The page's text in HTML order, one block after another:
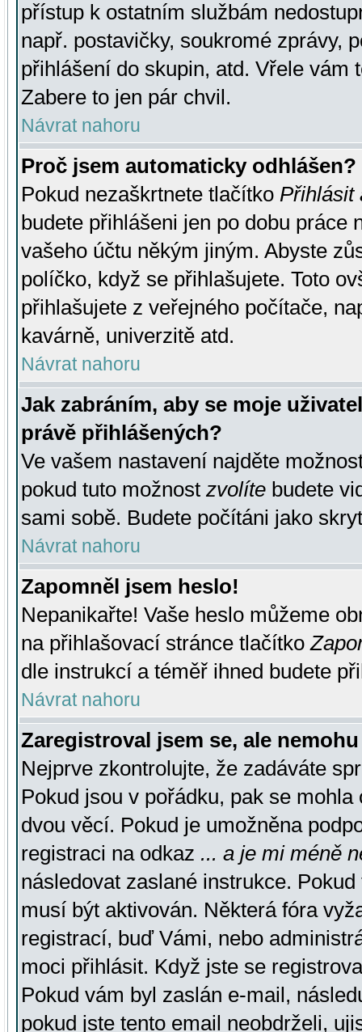
přístup k ostatním službám
např. postavičky, soukromé zprávy,
přihlášení do skupin, atd. Vřele vám
Zabere to jen pár chvil.
Návrat nahoru
Proč jsem automaticky odhlášen?
Pokud nezaškrtnete tlačítko Přihlásit
budete přihlášeni jen po dobu práce
vašeho účtu někým jiným. Abyste
políčko, když se přihlašujete. Toto
přihlašujete z veřejného počítače,
kavárně, univerzitě atd.
Návrat nahoru
Jak zabráním, aby se moje
právě přihlášených?
Ve vašem nastavení najděte
pokud tuto možnost zvolíte budete
sami sobě. Budete počítáni jako
Návrat nahoru
Zapomněl jsem heslo!
Nepanikařte! Vaše heslo můžeme
na přihlašovací stránce tlačítko
dle instrukcí a téměř ihned budete
Návrat nahoru
Zaregistroval jsem se, ale
Nejprve zkontrolujte, že zadáváte
Pokud jsou v pořádku, pak se
dvou věcí. Pokud je umožněna
registraci na odkaz ... a je mi méně
následovat zaslané instrukce.
musí být aktivován. Některá fóra
registrací, buď Vámi, nebo
moci přihlásit. Když jste se
Pokud vám byl zaslán e-mail,
pokud jste tento email neobdrželi,